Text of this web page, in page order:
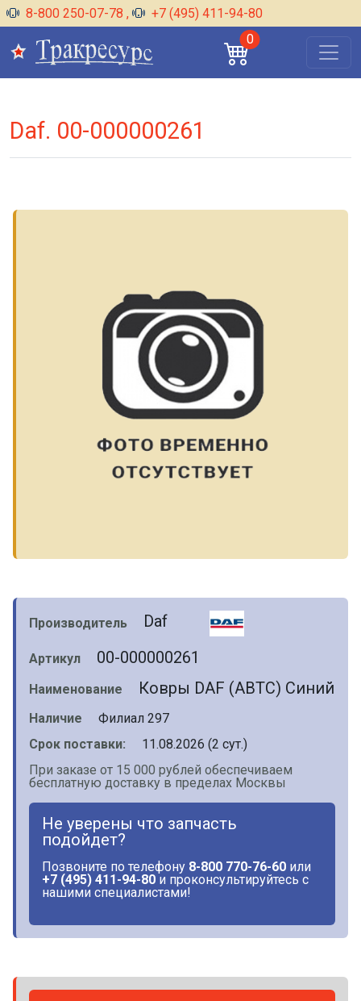
8-800 250-07-78 ,
+7 (495) 411-94-80
0
Daf. 00-000000261
Производитель Daf
Артикул 00-000000261
Наименование Ковры DAF (ABTC) Синий
Наличие
Филиал 297
Срок поставки:
11.08.2026 (2 сут.)
При заказе от 15 000 рублей обеспечиваем
бесплатную доставку в пределах Москвы
Не уверены что запчасть
подойдет?
Позвоните по телефону 8-800 770-76-60 или
+7 (495) 411-94-80 и проконсультируйтесь с
нашими специалистами!